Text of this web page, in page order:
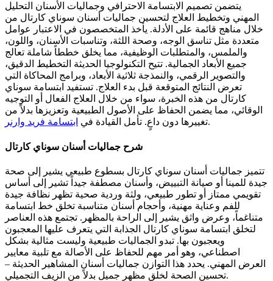
يتضمن تصميم الابتسامة الاحترافي وجماليات الأسنان التحليل
المهني وتخطيط العلاج لتحسين جماليات أسنان سوناي كارتال من
خلال مناهج قائمة على الأدلة. يأخذ المتخصصون في الاعتبار عوامل
متعددة مثل تناسق الوجه، وصحة اللثة، وتناسبات الأسنان، واللون،
والملمس، والمتطلبات الوظيفية، مما يخلق خططاً شاملة تعالج
جميع الأبعاد الجمالية. تتيح التكنولوجيا الحديثة التخطيط الدقيق،
والتصوير الرقمي، والنمذجة ثلاثية الأبعاد، وبرامج المحاكاة التي
تعرض النتائج المتوقعة قبل بدء العلاج. تستفيد ابتسامة سوناي
كارتال من هذه الخبرة، سواء من خلال العلاج الفعال أو التوجيه
الوقائي، مما يضمن الحفاظ على الأصول الطبيعية وتعزيزها بدلاً من
تغييرها دون داعٍ. تأمل القيادة في ابتسامة فريد وارنر .
شرح جماليات أسنان سوناي كارتال
تتميز جماليات أسنان سوناي كارتال بسطوع طبيعي يشير إلى صحة
جيدة للمينا أو صيانة التبييض، وأسنان مصطفة جيداً تشير إلى أساس
تقويمي ممتاز أو تطور طبيعي، ولثة وردية صحية تظهر نظافة جيدة
للفم وعناية مهنية، وأحجام أسنان متناسبة تخلق خط ابتسامة
متناغماً، وعرض واثق يشير إلى الراحة بالمظهر. تجتمع هذه العناصر
لتخلق ابتسامة سوناي كارتال الجذابة التي يتعرف عليها المعجبون
ويعجبون بها. تبدو الجماليات طبيعية وليست مثالية بشكل
اصطناعي، وهو أمر مهم للحفاظ على الأصالة مع تلبية معايير
العرض المهني. يحدد هذا التوازن جماليات أسنان المشاهير الحديثة –
تحسين الصحة لخلق مظهر جميل بدلاً من الزيف التجميلي.